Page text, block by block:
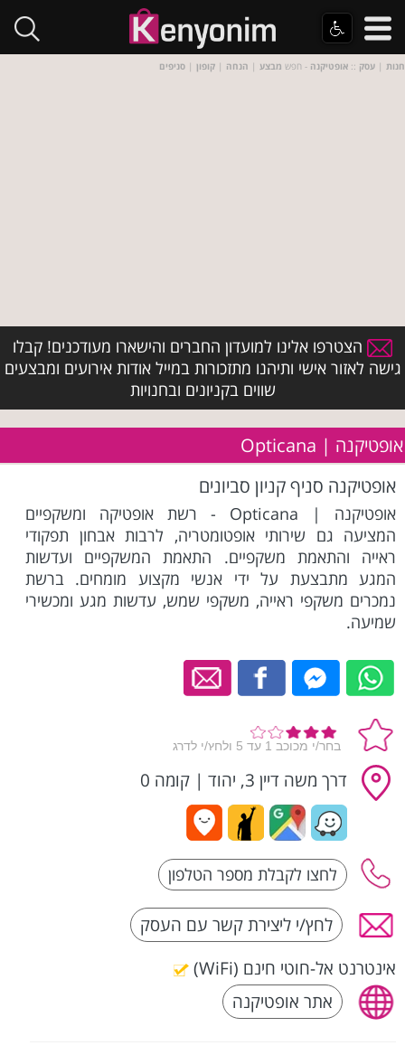
חנות | עסק :: אופטיקנה - חפש מבצע | הנחה | קופון | סניפים
הצטרפו אלינו למועדון החברים והישארו מעודכנים! קבלו
גישה לאזור אישי ותיהנו מתזכורות במייל אודות אירועים ומבצעים
שווים בקניונים ובחנויות
אופטיקנה | Opticana
אופטיקנה סניף קניון סביונים
אופטיקנה | Opticana - רשת אופטיקה ומשקפיים
המציעה גם שירותי אופטומטריה, לרבות אבחון תפקודי
ראייה והתאמת משקפיים. התאמת המשקפיים ועדשות
המגע מתבצעת על ידי אנשי מקצוע מומחים. ברשת
נמכרים משקפי ראייה, משקפי שמש, עדשות מגע ומכשירי
שמיעה.
דרך משה דיין 3, יהוד | קומה 0
לחץ/י ליצירת קשר עם העסק
אינטרנט אל-חוטי חינם (WiFi)
אתר אופטיקנה